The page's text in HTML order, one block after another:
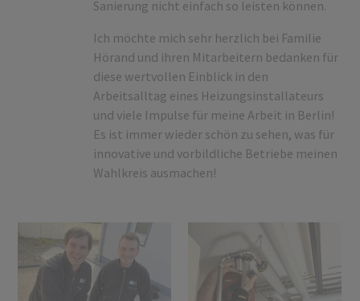
Sanierung nicht einfach so leisten können.
Ich möchte mich sehr herzlich bei Familie
Hörand und ihren Mitarbeitern bedanken für
diese wertvollen Einblick in den
Arbeitsalltag eines Heizungsinstallateurs
und viele Impulse für meine Arbeit in Berlin!
Es ist immer wieder schön zu sehen, was für
innovative und vorbildliche Betriebe meinen
Wahlkreis ausmachen!